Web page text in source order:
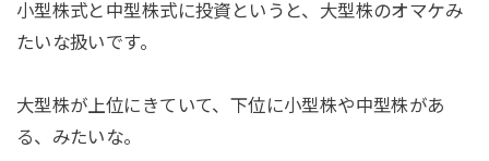
小型株式と中型株式に投資というと、大型株のオマケみ
たいな扱いです。
大型株が上位にきていて、下位に小型株や中型株があ
る、みたいな。